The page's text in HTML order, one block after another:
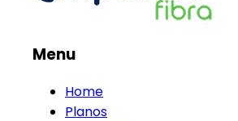
Menu
Home
Planos